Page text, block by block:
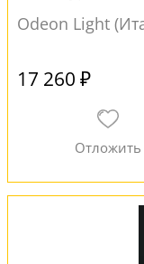
Odeon Light
17 260 ₽